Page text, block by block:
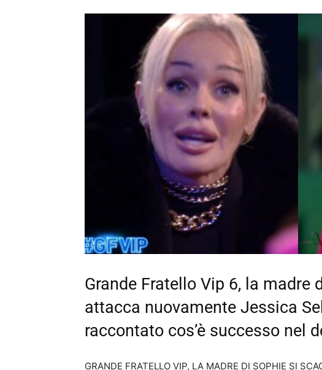
Grande Fratello Vip 6, la madre
attacca nuovamente Jessica
raccontato cos’è successo nel
GRANDE FRATELLO VIP, LA MADRE DI SOPHIE SI